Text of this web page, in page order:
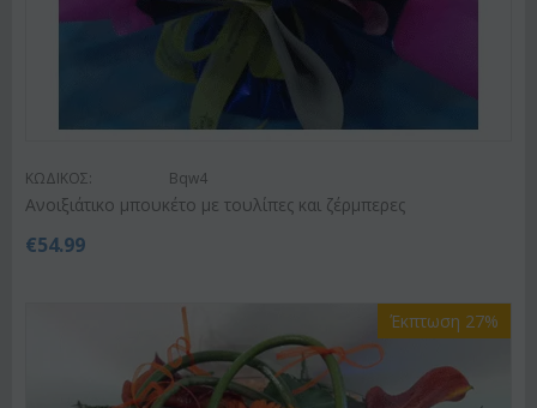
ΚΩΔΙΚΟΣ: Bqw4
Ανοιξιάτικο μπουκέτο με τουλίπες και ζέρμπερες
€54.99
Έκπτωση 27%